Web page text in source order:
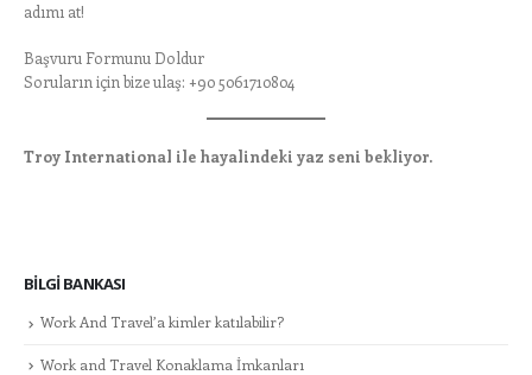
adımı at!
Başvuru Formunu Doldur
Soruların için bize ulaş: +90 5061710804
Troy International ile hayalindeki yaz seni bekliyor.
BILGI BANKASI
Work And Travel’a kimler katılabilir?
Work and Travel Konaklama İmkanları